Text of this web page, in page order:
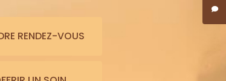
RENDEZ-VOUS